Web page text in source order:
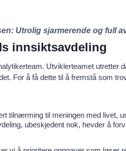
Utrolig sjarmerende og full
innsiktsavdeling
Utviklerteamet utretter
For å få dette til å fremstå som
tilnærming til meningen med livet,
ubeskjedent nok, hevder å